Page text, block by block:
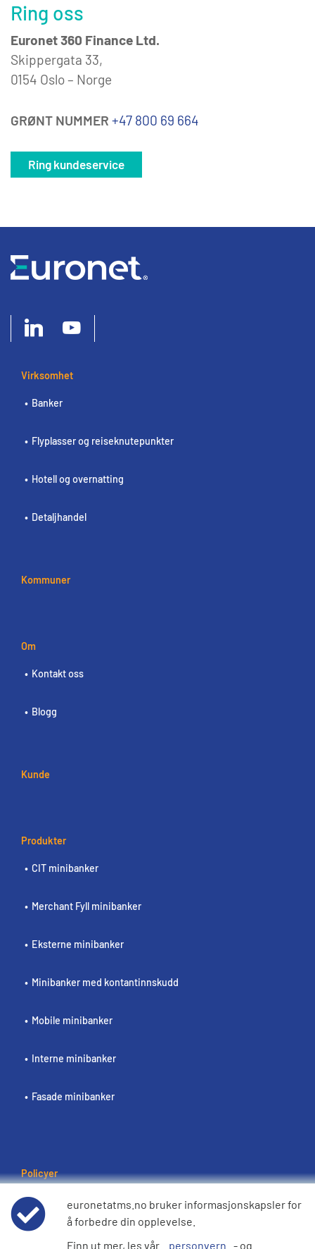
Ring oss
Euronet 360 Finance Ltd.
Skippergata 33,
0154 Oslo – Norge
GRØNT NUMMER +47 800 69 664
Ring kundeservice
Virksomhet
Banker
Flyplasser og reiseknutepunkter
Hotell og overnatting
Detaljhandel
Kommuner
Om
Kontakt oss
Blogg
Kunde
Produkter
CIT minibanker
Merchant Fyll minibanker
Eksterne minibanker
Minibanker med kontantinnskudd
Mobile minibanker
Interne minibanker
Fasade minibanker
Policyer
Bruksvilkåreuronetatms.no bruker informasjonskapsler for
å forbedre din opplevelse.
Finn ut mer, les vår
personvern - og